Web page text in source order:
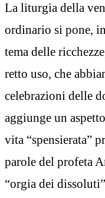
La liturgia della
ordinario si pone,
tema delle
retto uso, che
celebrazioni delle
aggiunge un
vita “spensierata”
parole del profeta
“orgia dei